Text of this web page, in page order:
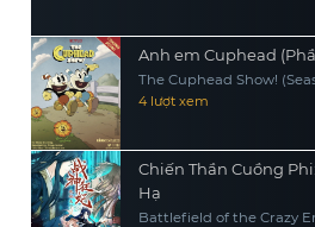
Anh em Cuphead
The Cuphead Show!
4 lượt xem
Chiến Thần Cuồng
Hạ
Battlefield of the Crazy